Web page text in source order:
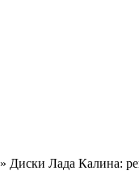
» Диски Лада Калина: